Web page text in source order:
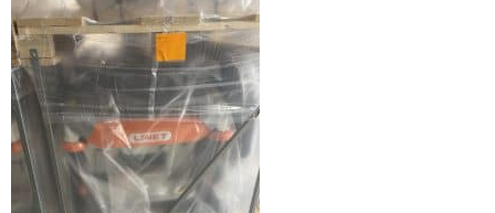
KOŠÍK
EN